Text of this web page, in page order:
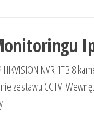
NVR 1TB 8
zestawu CCTV: